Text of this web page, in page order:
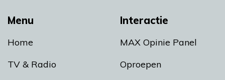
Menu
Home
TV & Radio
Interactie
MAX Opinie Panel
Oproepen